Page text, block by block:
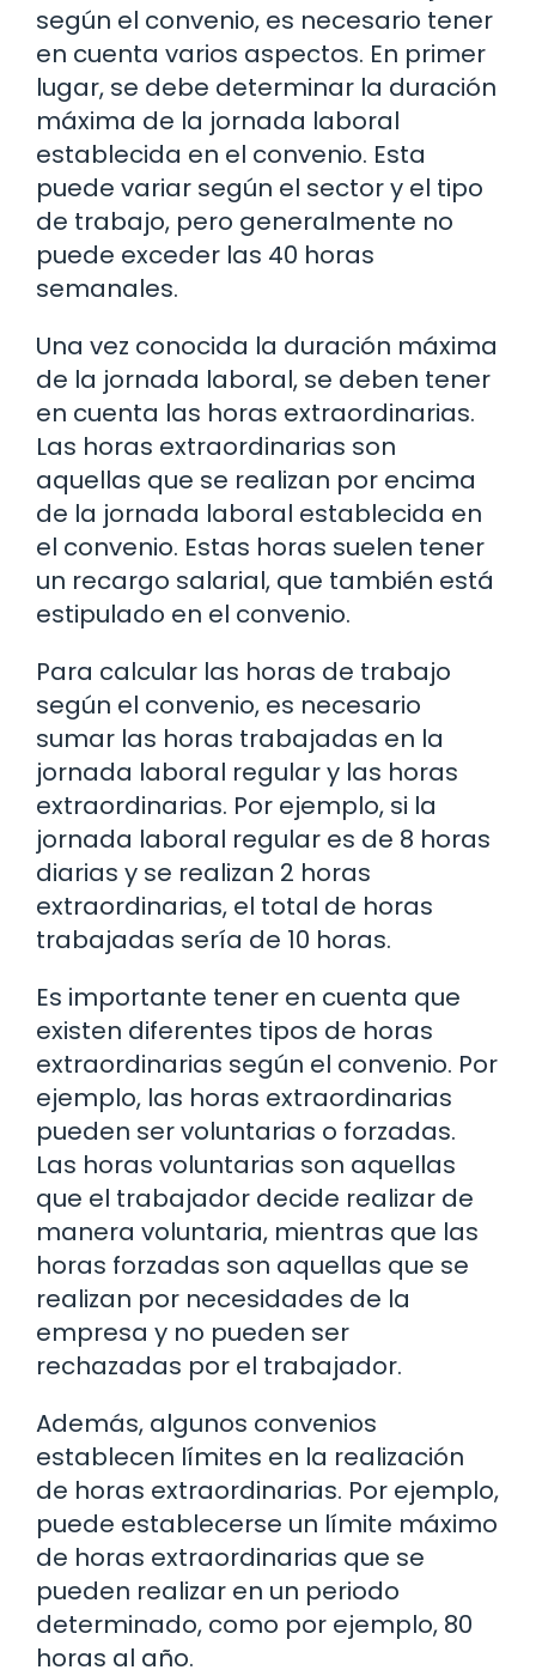
según el convenio, es necesario tener
en cuenta varios aspectos. En primer
lugar, se debe determinar la duración
máxima de la jornada laboral
establecida en el convenio. Esta
puede variar según el sector y el tipo
de trabajo, pero generalmente no
puede exceder las 40 horas
semanales.
Una vez conocida la duración máxima
de la jornada laboral, se deben tener
en cuenta las horas extraordinarias.
Las horas extraordinarias son
aquellas que se realizan por encima
de la jornada laboral establecida en
el convenio. Estas horas suelen tener
un recargo salarial, que también está
estipulado en el convenio.
Para calcular las horas de trabajo
según el convenio, es necesario
sumar las horas trabajadas en la
jornada laboral regular y las horas
extraordinarias. Por ejemplo, si la
jornada laboral regular es de 8 horas
diarias y se realizan 2 horas
extraordinarias, el total de horas
trabajadas sería de 10 horas.
Es importante tener en cuenta que
existen diferentes tipos de horas
extraordinarias según el convenio. Por
ejemplo, las horas extraordinarias
pueden ser voluntarias o forzadas.
Las horas voluntarias son aquellas
que el trabajador decide realizar de
manera voluntaria, mientras que las
horas forzadas son aquellas que se
realizan por necesidades de la
empresa y no pueden ser
rechazadas por el trabajador.
Además, algunos convenios
establecen límites en la realización
de horas extraordinarias. Por ejemplo,
puede establecerse un límite máximo
de horas extraordinarias que se
pueden realizar en un periodo
determinado, como por ejemplo, 80
horas al año.